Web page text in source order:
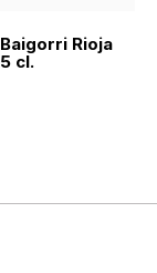
Rioja
cl.